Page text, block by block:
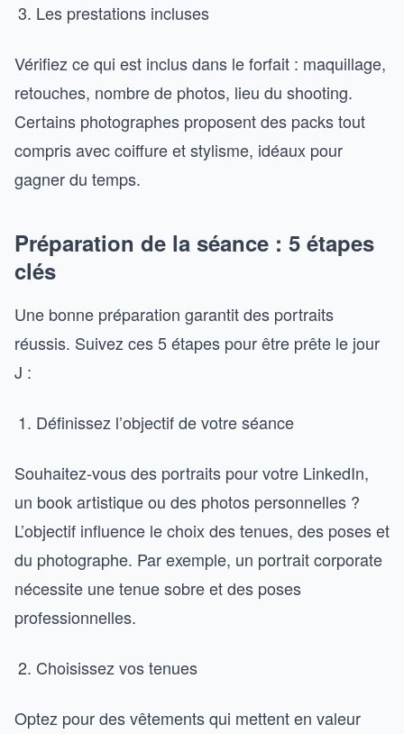
Les prestations incluses
Vérifiez ce qui est inclus dans le forfait : maquillage,
retouches, nombre de photos, lieu du shooting.
Certains photographes proposent des packs tout
compris avec coiffure et stylisme, idéaux pour
gagner du temps.
Préparation de la séance : 5 étapes
clés
Une bonne préparation garantit des portraits
réussis. Suivez ces 5 étapes pour être prête le jour
J :
Définissez l’objectif de votre séance
Souhaitez-vous des portraits pour votre LinkedIn,
un book artistique ou des photos personnelles ?
L’objectif influence le choix des tenues, des poses et
du photographe. Par exemple, un portrait corporate
nécessite une tenue sobre et des poses
professionnelles.
Choisissez vos tenues
Optez pour des vêtements qui mettent en valeur